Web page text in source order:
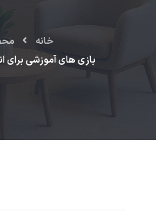
خانه
بازی های آموزشی برای